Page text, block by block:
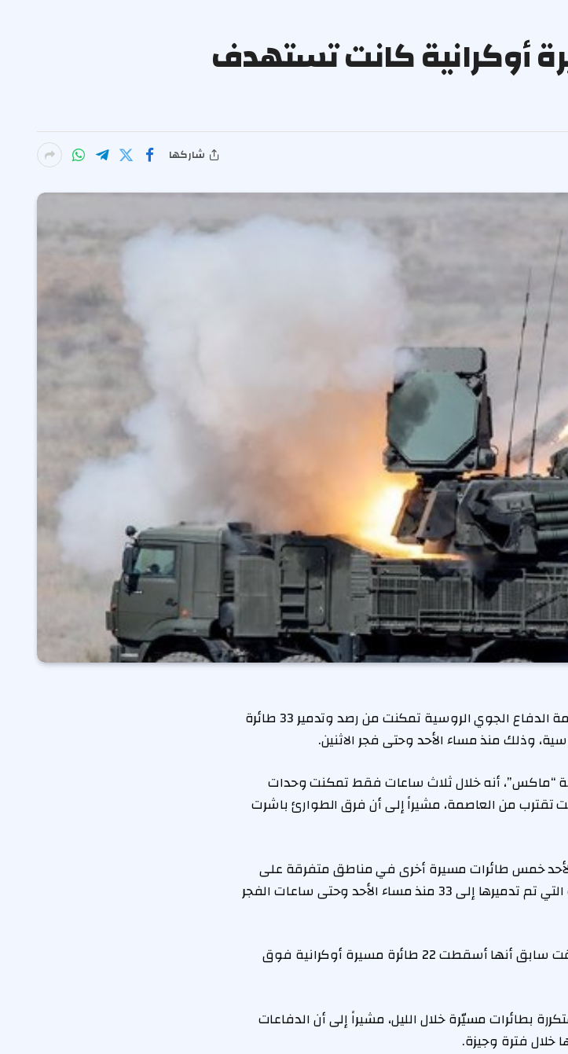
33 طائرة مسيرة أوكرانية كانت تستهدف
شاركها
أعلن عمدة موسكو، سيرغي سوبيانين، أن أنظمة الدفاع الجوي الروسية تمكنت من رصد وتدمير 33 طائرة
وذلك منذ مساء الأحد وحتى فجر الاثنين.
“ماكس”، أنه خلال ثلاث ساعات فقط تمكنت وحدات
28 طائرة مسيرة كانت تقترب من العاصمة، مشيراً إلى أن فرق الطوارئ باشرت
خمس طائرات مسيرة أخرى في مناطق متفرقة على
مشارف موسكو، لترتفع بذلك حصيلة الطائرات التي تم تدميرها إلى 33 منذ مساء الأحد وحتى ساعات الفجر
من جانبها، ذكرت وزارة الدفاع الروسية في وقت سابق أنها أسقطت 22 طائرة مسيرة أوكرانية فوق
بطائرات مسيّرة خلال الليل، مشيراً إلى أن الدفاعات
فترة وجيزة.